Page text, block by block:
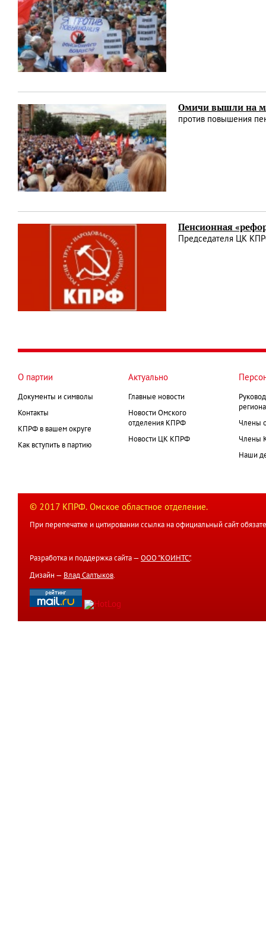
Омичи вышли на
против повышения
Пенсионная
Председателя ЦК
О партии
Документы и символы
Контакты
КПРФ в вашем округе
Как вступить в партию
Актуально
Главные новости
Новости Омского
отделения КПРФ
Новости ЦК КПРФ
Члены
Члены
Наши
© 2017 КПРФ. Омское областное отделение.
При перепечатке и цитировании ссылка на официальный сайт
Разработка и поддержка сайта — ООО "КОИНТС".
Дизайн — Влад Салтыков.